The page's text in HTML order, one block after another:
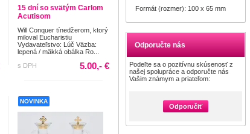
Formát (rozmer): 100 x 65 mm
Odporučte nás
Podeľte sa o pozitívnu skúsenosť z
našej spolupráce a odporučte nás
Vašim známym a priateľom:
Odporučiť
15 dní so svätým Carlom
Acutisom
Will Conquer tínedžerom, ktorý
miloval Eucharistiu
Vydavateľstvo: Lúč Väzba:
lepená / mäkká obálka Ro...
s DPH
5.00,- €
NOVINKA